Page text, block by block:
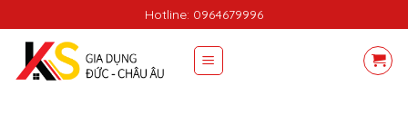
to
content
Hotline: 0964679996